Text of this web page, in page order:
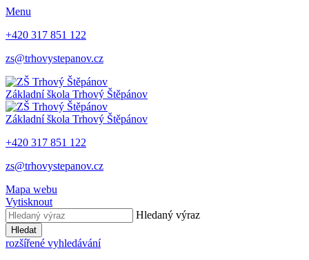
Menu
+420 317 851 122
zs@trhovystepanov.cz
Základní škola Trhový Štěpánov
Základní škola Trhový Štěpánov
+420 317 851 122
zs@trhovystepanov.cz
Mapa webu
Vytisknout
Hledaný výraz
Hledat
rozšířené vyhledávání